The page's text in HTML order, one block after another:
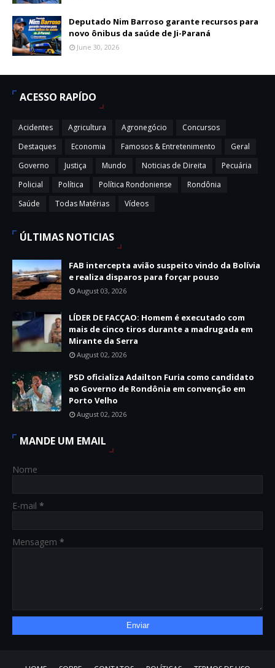
Deputado Nim Barroso garante recursos para
novo ônibus da saúde de Ji-Paraná
June 30, 2026
ACESSO RAPÍDO
Acidentes Agricultura Agronegócio
Concursos
Destaques
Economia Famosos & Entretenimento
Geral
Governo
Justiça Mundo Noticias de Direita
Pecuária
Policial
Política Política Rondoniense
Rondônia
Saúde
Todas Matérias Vídeos
ÚLTIMAS NOTICIAS
FAB intercepta avião suspeito vindo da Bolívia
e realiza disparos para forçar pouso
August 03, 2026
LÍDER DE FACÇAO: Homem é executado com
mais de cinco tiros durante a madrugada em
Mirante da Serra
August 02, 2026
PSD oficializa Adailton Furia como candidato
ao Governo de Rondônia em convenção em
Porto Velho
August 02, 2026
MANDE UM EMAIL
Nome
E-mail *
Mensagem *